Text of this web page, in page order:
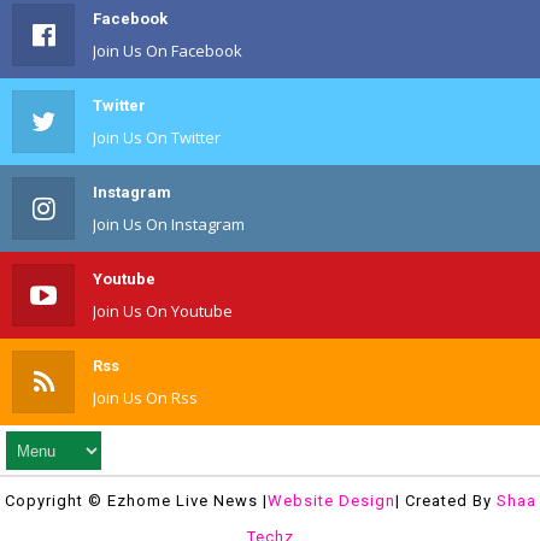
Facebook
Join Us On Facebook
Twitter
Join Us On Twitter
Instagram
Join Us On Instagram
Youtube
Join Us On Youtube
Rss
Join Us On Rss
Copyright © Ezhome Live News |Website Design| Created By Shaa
Techz